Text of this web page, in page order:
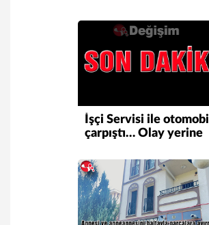
geldi
İşçi Servisi ile otomobil
çarpıştı… Olay yerine